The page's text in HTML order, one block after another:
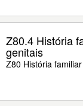
Z80.4 História
genitais
Z80 História